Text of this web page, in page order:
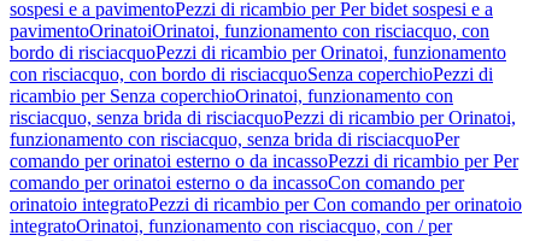
sospesi e a pavimentoPezzi di ricambio per Per bidet sospesi e a
pavimentoOrinatoiOrinatoi, funzionamento con risciacquo, con
bordo di risciacquoPezzi di ricambio per Orinatoi, funzionamento
con risciacquo, con bordo di risciacquoSenza coperchioPezzi di
ricambio per Senza coperchioOrinatoi, funzionamento con
risciacquo, senza brida di risciacquoPezzi di ricambio per Orinatoi,
funzionamento con risciacquo, senza brida di risciacquoPer
comando per orinatoi esterno o da incassoPezzi di ricambio per Per
comando per orinatoi esterno o da incassoCon comando per
orinatoio integratoPezzi di ricambio per Con comando per orinatoio
integratoOrinatoi, funzionamento con risciacquo, con / per